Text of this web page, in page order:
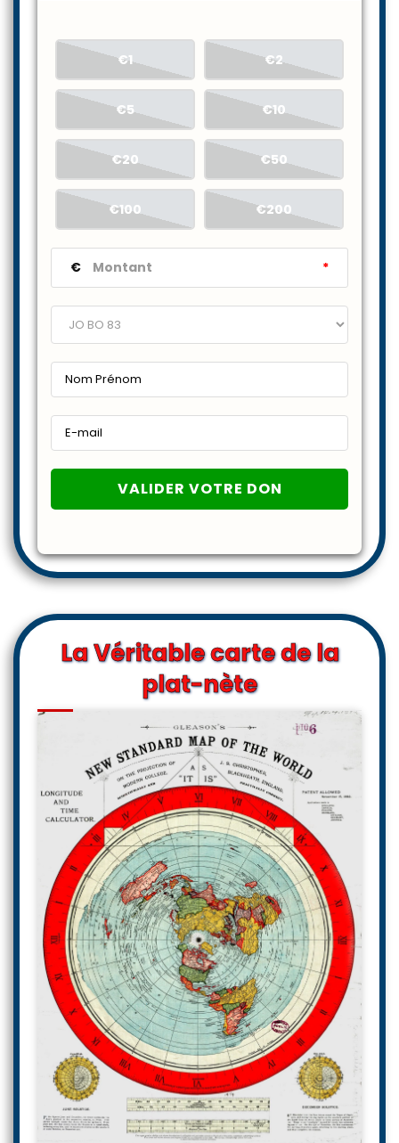
€1 €2
€5 €10
€20 €50
€100 €200
€ *
La Véritable carte de la
plat-nète